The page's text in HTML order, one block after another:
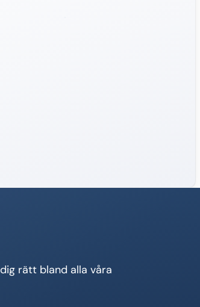
rätt bland alla våra